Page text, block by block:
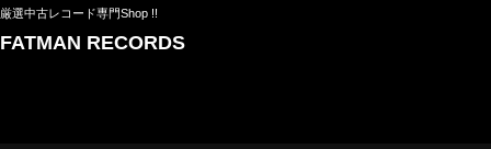
厳選中古レコード専門Shop !!
FATMAN RECORDS